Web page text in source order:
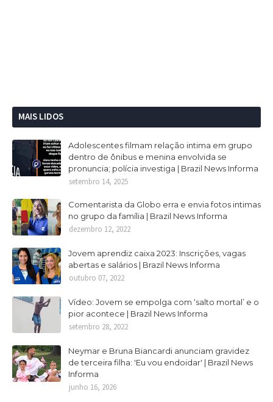
MAIS LIDOS
Adolescentes filmam relação intima em grupo
dentro de ônibus e menina envolvida se
pronuncia; polícia investiga | Brazil News Informa
setembro 14, 2025
Comentarista da Globo erra e envia fotos intimas
no grupo da família | Brazil News Informa
dezembro 12, 2022
Jovem aprendiz caixa 2023: Inscrições, vagas
abertas e salários | Brazil News Informa
outubro 07, 2022
Vídeo: Jovem se empolga com ‘salto mortal’ e o
pior acontece | Brazil News Informa
setembro 28, 2022
Neymar e Bruna Biancardi anunciam gravidez
de terceira filha: 'Eu vou endoidar' | Brazil News
Informa
junho 16, 2026